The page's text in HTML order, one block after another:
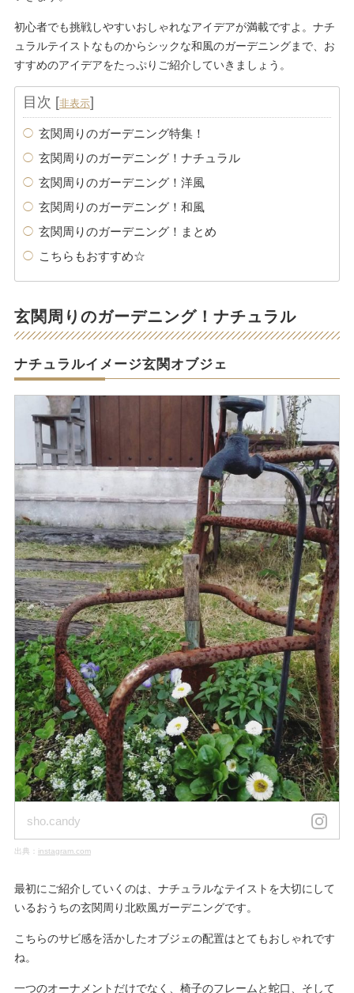
初心者でも挑戦しやすいおしゃれなアイデアが満載ですよ。ナチ
ュラルテイストなものからシックな和風のガーデニングまで、お
すすめのアイデアをたっぷりご紹介していきましょう。
目次 [非表示]
玄関周りのガーデニング特集！
玄関周りのガーデニング！ナチュラル
玄関周りのガーデニング！洋風
玄関周りのガーデニング！和風
玄関周りのガーデニング！まとめ
こちらもおすすめ☆
玄関周りのガーデニング！ナチュラル
ナチュラルイメージ玄関オブジェ
sho.candy
出典： instagram.com
最初にご紹介していくのは、ナチュラルなテイストを大切にして
いるおうちの玄関周り北欧風ガーデニングです。
こちらのサビ感を活かしたオブジェの配置はとてもおしゃれです
ね。
一つのオーナメントだけでなく、椅子のフレームと蛇口、そして